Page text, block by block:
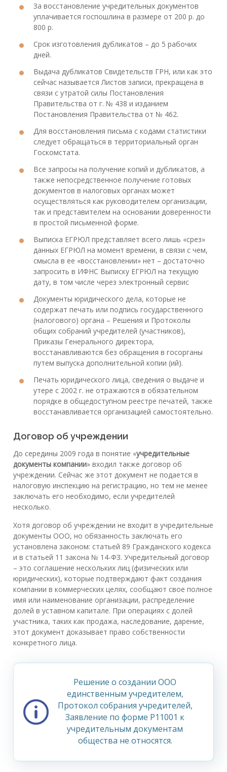
За восстановление учредительных документов
уплачивается госпошлина в размере от 200 р. до
800 р.
Срок изготовления дубликатов – до 5 рабочих
дней.
Выдача дубликатов Свидетельств ГРН, или как это
сейчас называется Листов записи, прекращена в
связи с утратой силы Постановления
Правительства от г. № 438 и изданием
Постановления Правительства от № 462.
Для восстановления письма с кодами статистики
следует обращаться в территориальный орган
Госкомстата.
Все запросы на получение копий и дубликатов, а
также непосредственное получение готовых
документов в налоговых органах может
осуществляться как руководителем организации,
так и представителем на основании доверенности
в простой письменной форме.
Выписка ЕГРЮЛ представляет всего лишь «срез»
данных ЕГРЮЛ на момент времени, в связи с чем,
смысла в ее «восстановлении» нет – достаточно
запросить в ИФНС Выписку ЕГРЮЛ на текущую
дату, в том числе через электронный сервис
Документы юридического дела, которые не
содержат печать или подпись государственного
(налогового) органа – Решения и Протоколы
общих собраний учредителей (участников),
Приказы Генерального директора,
восстанавливаются без обращения в госорганы
путем выпуска дополнительной копии (ий).
Печать юридического лица, сведения о выдаче и
утере с 2002 г. не отражаются в обязательном
порядке в общедоступном реестре печатей, также
восстанавливается организацией самостоятельно.
Договор об учреждении
До середины 2009 года в понятие «учредительные
документы компании» входил также договор об
учреждении. Сейчас же этот документ не подается в
налоговую инспекцию на регистрацию, но тем не менее
заключать его необходимо, если учредителей
несколько.
Хотя договор об учреждении не входит в учредительные
документы ООО, но обязанность заключать его
установлена законом: статьей 89 Гражданского кодекса
и в статьей 11 закона № 14-ФЗ. Учредительный договор
– это соглашение нескольких лиц (физических или
юридических), которые подтверждают факт создания
компании в коммерческих целях, сообщают свое полное
имя или наименование организации, распределение
долей в уставном капитале. При операциях с долей
участника, таких как продажа, наследование, дарение,
этот документ доказывает право собственности
конкретного лица.
Решение о создании ООО
единственным учредителем,
Протокол собрания учредителей,
Заявление по форме Р11001 к
учредительным документам
общества не относятся.